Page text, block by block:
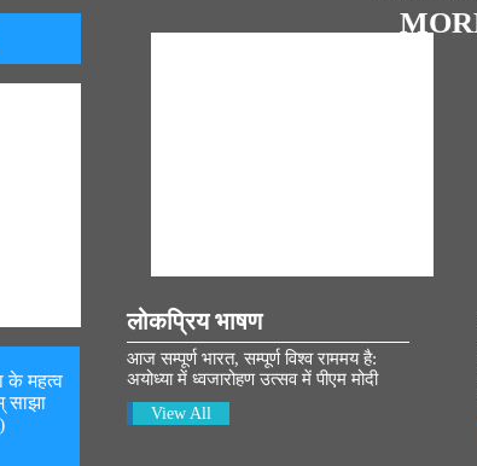
के महत्व
साझा
लोकप्रिय भाषण
आज सम्पूर्ण भारत, सम्पूर्ण विश्व राममय है:
अयोध्या में ध्वजारोहण उत्सव में पीएम मोदी
View All